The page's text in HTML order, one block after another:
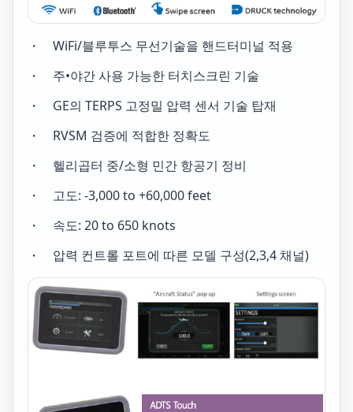
・ WiFi/블루투스 무선기술을 핸드터미널 적용
・ 주•야간 사용 가능한 터치스크린 기술
・ GE의 TERPS 고정밀 압력 센서 기술 탑재
・ RVSM 검증에 적합한 정확도
・ 헬리곱터 중/소형 민간 항공기 정비
・ 고도: -3,000 to +60,000 feet
・ 속도: 20 to 650 knots
・ 압력 컨트롤 포트에 따른 모델 구성(2,3,4 채널)